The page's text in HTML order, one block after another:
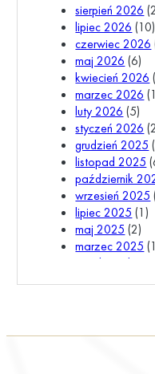
sierpień 2026
lipiec 2026 (10)
czerwiec 2026
maj 2026 (6)
kwiecień 2026
marzec 2026
luty 2026 (5)
styczeń 2026
grudzień 2025
listopad 2025
październik
wrzesień 2025
lipiec 2025 (1)
maj 2025 (2)
marzec 2025
październik